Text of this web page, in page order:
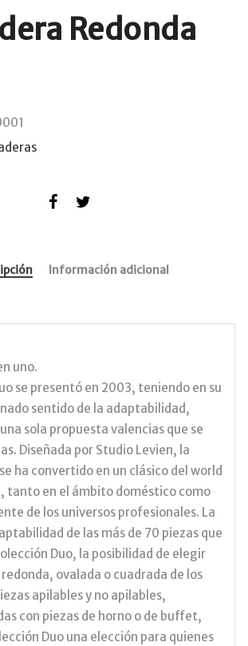
Redonda
Información adicional
uno.
se presentó en 2003, teniendo en su
sentido de la adaptabilidad,
sola propuesta valencias que se
Diseñada por Studio Levien, la
ha convertido en un clásico del world
tanto en el ámbito doméstico como
de los universos profesionales. La
de las más de 70 piezas que
Duo, la posibilidad de elegir
ovalada o cuadrada de los
apilables y no apilables,
con piezas de horno o de buffet,
Duo una elección para quienes